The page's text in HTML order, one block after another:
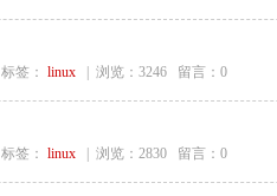
标签： linux 浏览：3246 留言：0
标签： linux 浏览：2830 留言：0